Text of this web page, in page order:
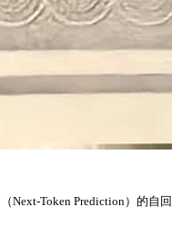
Next-Token Prediction）的